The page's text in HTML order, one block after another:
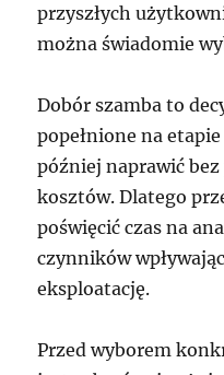
przyszłych
można świadomie
Dobór szamba to
popełnione na
później naprawić
kosztów. Dlatego
poświęcić czas na
czynników
eksploatację.
Przed wyborem